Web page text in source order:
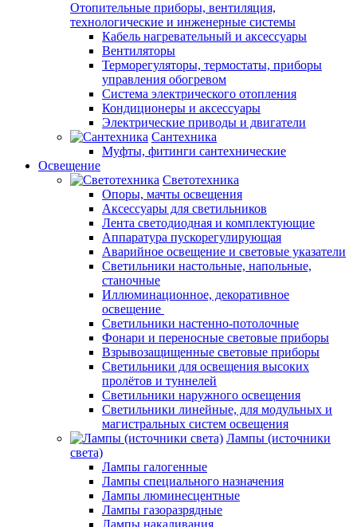
Отопительные приборы, вентиляция,
технологические и инженерные системы
Кабель нагревательный и аксессуары
Вентиляторы
Терморегуляторы, термостаты, приборы
управления обогревом
Система электрического отопления
Кондиционеры и аксессуары
Электрические приводы и двигатели
Сантехника
Муфты, фитинги сантехнические
Освещение
Светотехника
Опоры, мачты освещения
Аксессуары для светильников
Лента светодиодная и комплектующие
Аппаратура пускорегулирующая
Аварийное освещение и световые указатели
Светильники настольные, напольные,
станочные
Иллюминационное, декоративное
освещение
Светильники настенно-потолочные
Фонари и переносные световые приборы
Взрывозащищенные световые приборы
Светильники для освещения высоких
пролётов и туннелей
Светильники наружного освещения
Светильники линейные, для модульных и
магистральных систем освещения
Лампы (источники
света)
Лампы галогенные
Лампы специального назначения
Лампы люминесцентные
Лампы газоразрядные
Лампы накаливания